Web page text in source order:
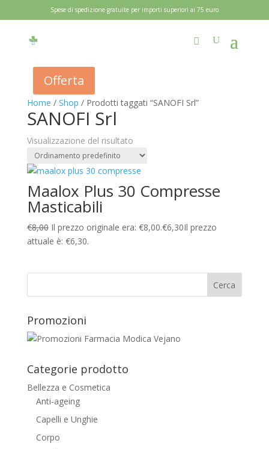
Spese di spedizione gratuite per importi superiori ai 75 euro
Home / Shop / Prodotti taggati “SANOFI Srl”
SANOFI Srl
Visualizzazione del risultato
Offerta
Maalox Plus 30 Compresse
Masticabili
€8,00 Il prezzo originale era: €8,00.€6,30Il prezzo
attuale è: €6,30.
Promozioni
Categorie prodotto
Bellezza e Cosmetica
Anti-ageing
Capelli e Unghie
Corpo